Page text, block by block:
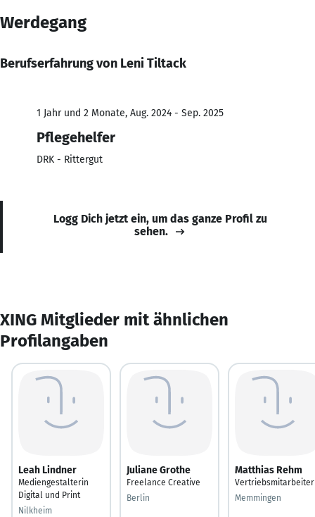
Werdegang
Berufserfahrung von Leni Tiltack
1 Jahr und 2 Monate, Aug. 2024 - Sep. 2025
Pflegehelfer
DRK - Rittergut
Logg Dich jetzt ein, um das ganze Profil zu
sehen.
XING Mitglieder mit ähnlichen
Profilangaben
Leah Lindner
Mediengestalterin
Digital und Print
Nilkheim
Juliane Grothe
Freelance Creative
Berlin
Matthias Rehm
Vertriebsmitarbeiter
Memmingen